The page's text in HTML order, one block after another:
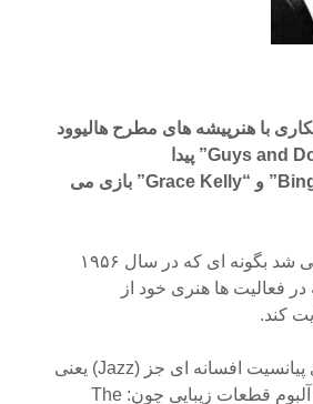
فرصت همکاری با هنرپیشه های مطرح هالیوود
کرد. همچنین فیلم “High Society” که در آن “Bing Crosby” و “Grace Kelly” بازی می
هر چه بیشتر مشهور می شد ارتباط او با سیاست بیشتر می شد بگونه ای که در سال ۱۹۵۶
فعالیت ها هنری خود از
کند.
۱۹۶۱ سال شکوفایی سیناترا در موسیقی بود او با همکاری پیانسیت افسانه ای جز (Jazz) یعنی